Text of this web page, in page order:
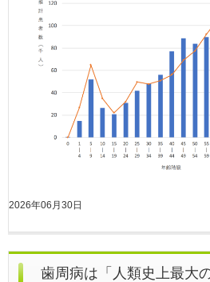
2026年06月30日
歯周病は「人類史上最大